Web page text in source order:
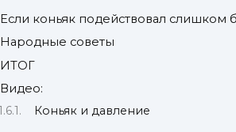
Если коньяк подействовал слишком
Народные советы
ИТОГ
Видео:
Коньяк и давление